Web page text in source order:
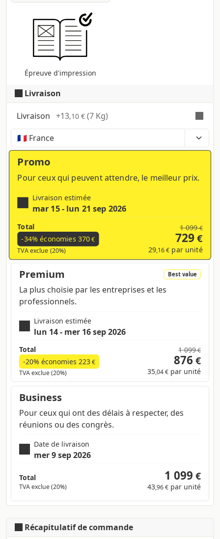
Épreuve d'impression
Livraison
Livraison +13,10 € (7 Kg)
Temps, coûts et taxes peuvent varier selon la
région et les produits contenus dans le panier
Promo
Pour ceux qui peuvent attendre, le meilleur prix.
Livraison estimée
mar 15 - lun 21 sep 2026
Total
-34% économies 370€
TVA exclue (20%)
1 099€
729€
29,16 € par unité
Premium Best value
La plus choisie par les entreprises et les
professionnels.
Livraison estimée
lun 14 - mer 16 sep 2026
Total
-20% économies 223€
TVA exclue (20%)
1 099€
876 €
35,04 € par unité
Business
Pour ceux qui ont des délais à respecter, des
réunions ou des congrès.
Date de livraison
mer 9 sep 2026
Total
TVA exclue (20%)
1 099 €
43,96 € par unité
Récapitulatif de commande